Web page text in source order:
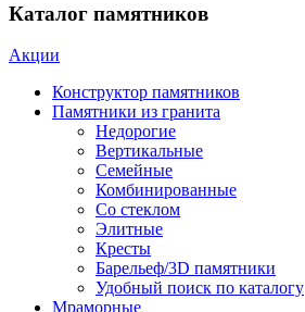
Каталог памятников
Акции
Конструктор памятников
Памятники из гранита
Недорогие
Вертикальные
Семейные
Комбинированные
Со стеклом
Элитные
Кресты
Барельеф/3D памятники
Удобный поиск по каталогу
Мраморные